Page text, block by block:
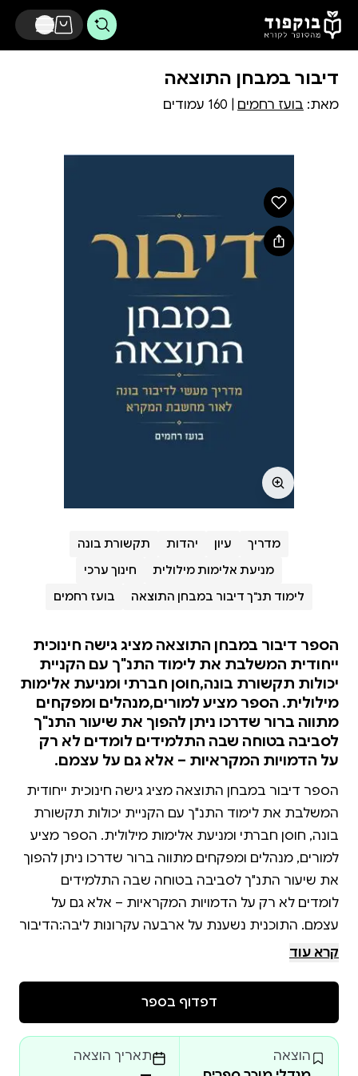
דלג לתוכן הראשי
דיבור במבחן התוצאה
מאת: בועז רחמים
מדריך עיון יהדות
תקשורת בונה
מניעת אלימות מילולית
חינוך ערכי
לימוד תנ"ך דיבור במבחן התוצאה
בועז רחמים
הספר דיבור במבחן התוצאה מציג גישה חינוכית
ייחודית המשלבת את לימוד התנ"ך עם הקניית
יכולות תקשורת בונה,חוסן חברתי ומניעת אלימות
מילולית. הספר מציע למורים,מנהלים ומפקחים
מתווה ברור שדרכו ניתן להפוך את שיעור התנ"ך
לסביבה בטוחה שבה התלמידים לומדים לא רק
על הדמויות המקראיות – אלא גם על עצמם.
הספר דיבור במבחן התוצאה מציג גישה חינוכית ייחודית
המשלבת את לימוד התנ"ך עם הקניית יכולות תקשורת
בונה, חוסן חברתי ומניעת אלימות מילולית. הספר מציע
למורים, מנהלים ומפקחים מתווה ברור שדרכו ניתן להפוך
את שיעור התנ"ך לסביבה בטוחה שבה התלמידים
לומדים לא רק על הדמויות המקראיות – אלא גם על
עצמם. התוכנית נשענת על ארבעה עקרונות ליבה:הדיבור
מפתח זה"ב (זיהוי, הבחנה, בחירה) – שיטה מעשית
קרא עוד
דפדוף בספר
הוצאה
תאריך הוצאה